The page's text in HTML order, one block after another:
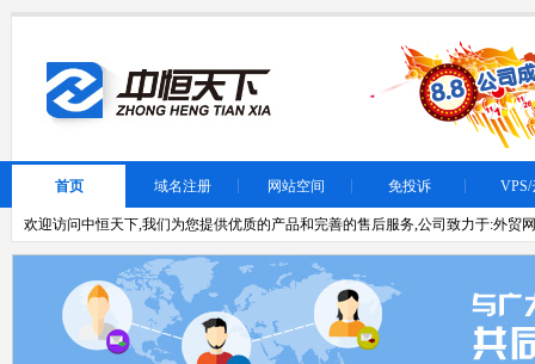
首页 域名注册 网站空间 免投诉 VPS/
欢迎访问中恒天下,我们为您提供优质的产品和完善的售后服务,公司致力于:外贸